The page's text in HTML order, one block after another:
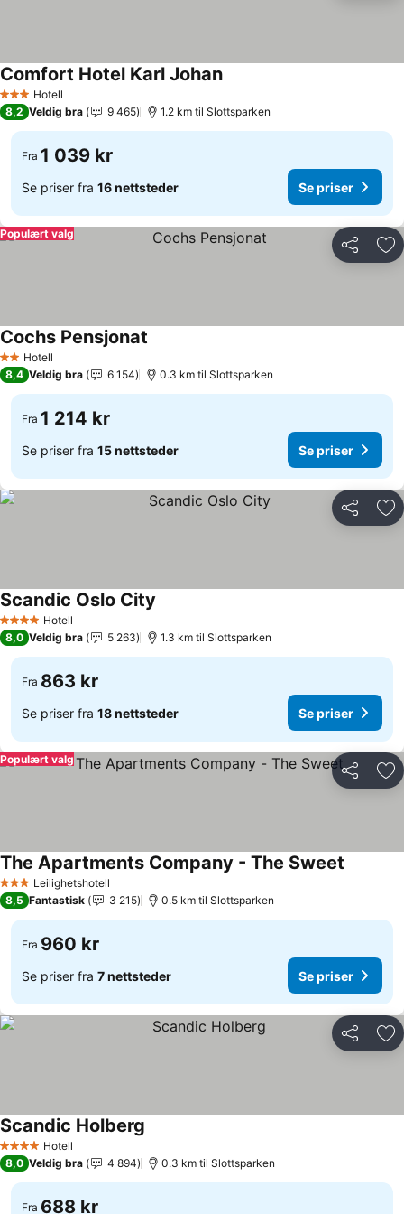
3 StjernerHotell
Comfort Hotel Karl Johan
8,2 Veldig bra 9 465 1.2 km til Slottsparken
Fra 1 039 kr
Se priser fra 16 nettsteder Se priser
Del
Populært valg
2 Stjerner
Hotell
Cochs Pensjonat
8,4 Veldig bra 6 154 0.3 km til Slottsparken
Fra 1 214 kr
Se priser fra 15 nettsteder Se priser
Del
4 StjernerHotell
Scandic Oslo City
8,0 Veldig bra 5 263 1.3 km til Slottsparken
Fra 863 kr
Se priser fra 18 nettsteder Se priser
Del
Populært valg
3 StjernerLeilighetshotell
The Apartments Company - The Sweet
8,5 Fantastisk 3 215 0.5 km til Slottsparken
Fra 960 kr
Se priser fra 7 nettsteder Se priser
Del
4 StjernerHotell
Scandic Holberg
8,0 Veldig bra 4 894 0.3 km til Slottsparken
Fra 688 kr